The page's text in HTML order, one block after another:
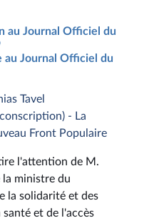
au Journal Officiel du
au Journal Officiel du
Tavel
- La
Front Populaire
l'attention de M.
la ministre du
la solidarité et des
et de l'accès